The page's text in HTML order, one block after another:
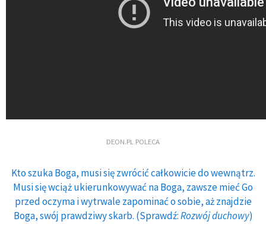
DEON.PL POLECA
Kto szuka Boga, musi się zwrócić całkowicie do wewnątrz.
Musi się wciąż ukierunkowywać na Boga, zawsze mieć Go
przed oczyma i wytrwale zapominać o sobie, aż znajdzie
Boga, swój prawdziwy skarb. (Sprawdź:Rozwój duchowy)